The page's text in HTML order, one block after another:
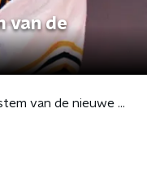
van de
Conan Gray is de stem van de nieuwe generatie!